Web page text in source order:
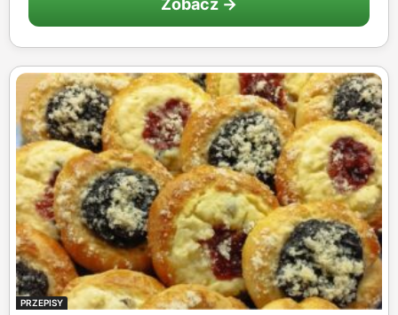
Zobacz →
PRZEPISY